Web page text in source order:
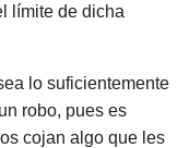
límite de dicha
lo suficientemente
robo, pues es
cojan algo que les